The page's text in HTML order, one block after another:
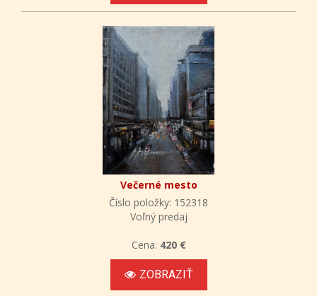
Večerné mesto
Číslo položky: 152318
Voľný predaj
Cena: 420 €
ZOBRAZIŤ